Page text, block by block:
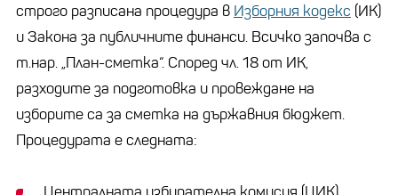
строго разписана процедура в Изборния кодекс (ИК)
и Закона за публичните финанси. Всичко започва с
т.нар. „План-сметка“. Според чл. 18 от ИК,
разходите за подготовка и провеждане на
изборите са за сметка на държавния бюджет.
Процедурата е следната: